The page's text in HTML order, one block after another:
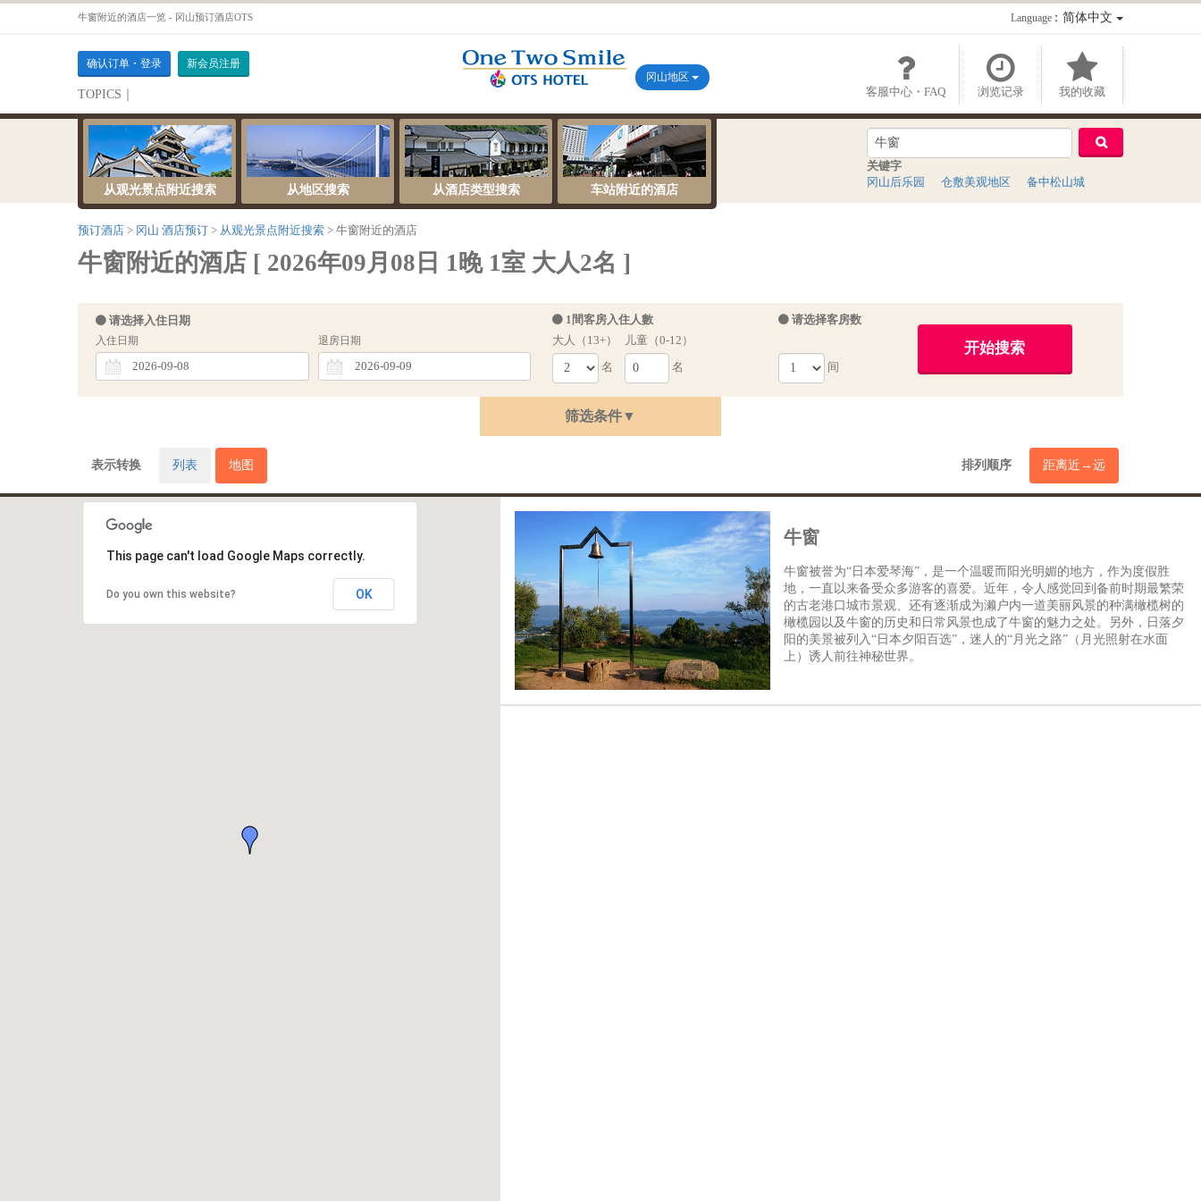
牛窗附近的酒店一览 - 冈山预订酒店OTS Language：简体中文
确认订单・登录 新会员注册
TOPICS｜
伺服器維護公告
客服中心・FAQ 浏览记录 我的收藏
冈山地区
从观光景点附近搜索 从地区搜索 从酒店类型搜索 车站附近的酒店
关键字
冈山后乐园
仓敷美观地区 备中松山城
预订酒店 冈山 酒店预订 从观光景点附近搜索 牛窗附近的酒店
牛窗附近的酒店 [ 2026年09月08日 1晚 1室 大人2名 ]
请选择入住日期
入住日期 退房日期
1間客房入住人數
大人（13+）
名
儿童（0-12）
名
请选择客房数
间
筛选条件▼
表示转换 列表 地图 排列顺序 距离近→远
This page can't load Google Maps correctly.
Do you own this website? OK
牛窗
牛窗被誉为“日本爱琴海”，是一个温暖而阳光明媚的地方，作为度假胜
地，一直以来备受众多游客的喜爱。近年，令人感觉回到备前时期最繁荣
的古老港口城市景观、还有逐渐成为濑户内一道美丽风景的种满橄榄树的
橄榄园以及牛窗的历史和日常风景也成了牛窗的魅力之处。另外，日落夕
阳的美景被列入“日本夕阳百选”，迷人的“月光之路”（月光照射在水面
上）诱人前往神秘世界。